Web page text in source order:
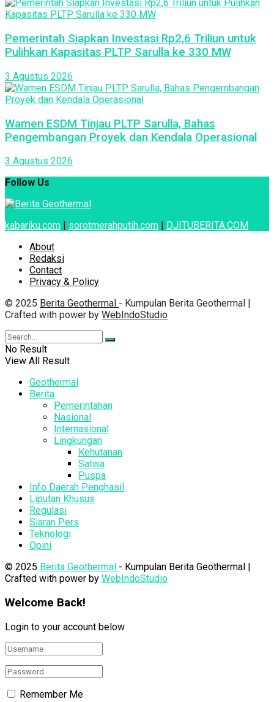
Pemerintah Siapkan Investasi Rp2,6 Triliun untuk
Pulihkan Kapasitas PLTP Sarulla ke 330 MW
3 Agustus 2026
Wamen ESDM Tinjau PLTP Sarulla, Bahas
Pengembangan Proyek dan Kendala Operasional
3 Agustus 2026
Follow Us
kabariku.com sorotmerahputih.com
DJITUBERITA.COM
About
Redaksi
Contact
Privacy & Policy
© 2025 Berita Geothermal - Kumpulan Berita Geothermal |
Crafted with power by WebIndoStudio
No Result
View All Result
Geothermal
Berita
Pemerintahan
Nasional
Internasional
Lingkungan
Kehutanan
Satwa
Puspa
Info Daerah Penghasil
Liputan Khusus
Regulasi
Siaran Pers
Teknologi
Opini
© 2025 Berita Geothermal - Kumpulan Berita Geothermal |
Crafted with power by WebIndoStudio
Welcome Back!
Login to your account below
Remember Me